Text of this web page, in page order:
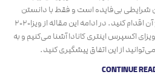
بی‌فایده است و فقط با دانستن
دلایل ریجکتی می‌توانید برای رفع آن اقدام کنید. در ادامه این مقاله از ویزا۲۰۲۰
ویزای اکسپرس اینتری کانادا آشنا می‌کنیم و به
از این اتفاق پیشگیری کنید.
CONTINUE